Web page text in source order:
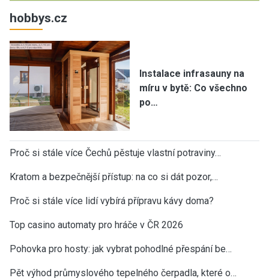
hobbys.cz
Instalace infrasauny na
míru v bytě: Co všechno
po…
Proč si stále více Čechů pěstuje vlastní potraviny…
Kratom a bezpečnější přístup: na co si dát pozor,…
Proč si stále více lidí vybírá přípravu kávy doma?
Top casino automaty pro hráče v ČR 2026
Pohovka pro hosty: jak vybrat pohodlné přespání be…
Pět výhod průmyslového tepelného čerpadla, které o…